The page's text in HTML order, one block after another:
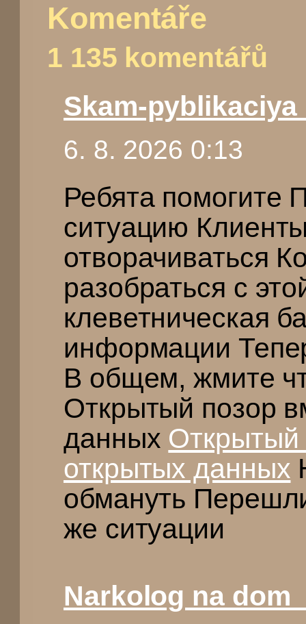
Komentáře
1 135 komentářů
Skam-
6. 8. 2026 0:13
Ребята помогите
ситуацию
отворачиваться
разобраться с
клеветническая
информации
В общем, жмите
Открытый позор
данных Открытый
открытых данных
обмануть
же ситуации
Narkolog na